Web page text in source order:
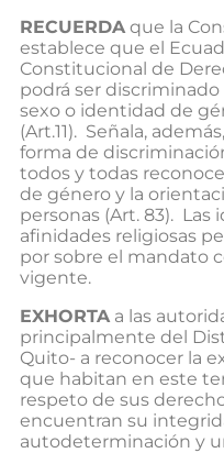
RECUERDAque la
establece que el
Constitucional de
podrá ser
sexo o identidad de
(Art.11). Señala,
forma de
todos y todas
de género y la
personas (Art. 83). Las
afinidades religiosas
por sobre el mandato
vigente.
EXHORTAa las
principalmente del
Quito- a reconocer la
que habitan en este
respeto de sus
encuentran su
autodeterminación y